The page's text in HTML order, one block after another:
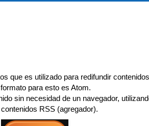
que es utilizado para redifundir
para esto es Atom.
sin necesidad de un navegador,
RSS (agregador).